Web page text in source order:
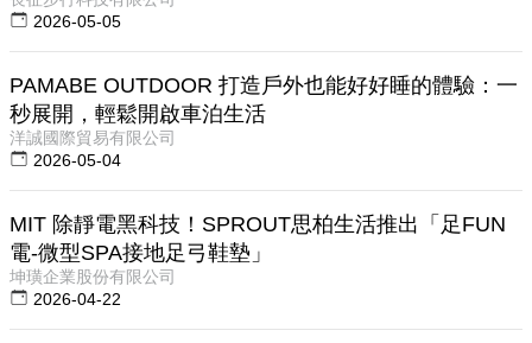
2026-05-05
PAMABE OUTDOOR 打造戶外也能好好睡的體驗：一
秒展開，輕鬆開啟車泊生活
洋誠國際貿易有限公司
2026-05-04
MIT 除靜電黑科技！SPROUT思柏生活推出「足FUN
電-微型SPA接地足弓鞋墊」
坤璜企業股份有限公司
2026-04-22